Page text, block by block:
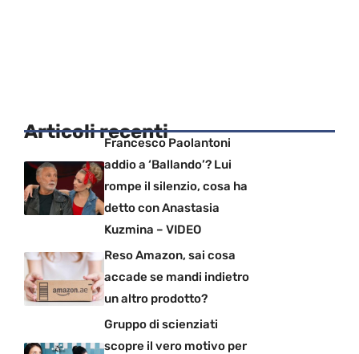
Articoli recentiFrancesco Paolantoni
addio a ‘Ballando’? Lui
rompe il silenzio, cosa ha
detto con Anastasia
Kuzmina – VIDEO
Reso Amazon, sai cosa
accade se mandi indietro
un altro prodotto?
Gruppo di scienziati
scopre il vero motivo per